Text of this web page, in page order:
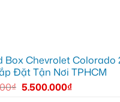
Box Chevrolet Colorado
Đặt Tận Nơi TPHCM
₫ 5.500.000₫